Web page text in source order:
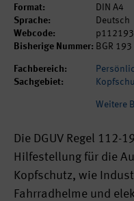
Format:
DIN A4
Sprache:
Deutsch
Webcode:
p112193
Bisherige Nummer: BGR 193
Fachbereich:
Sachgebiet:
Weitere
Die DGUV Regel 112-
Hilfestellung für die
Kopfschutz, wie
Fahrradhelme und